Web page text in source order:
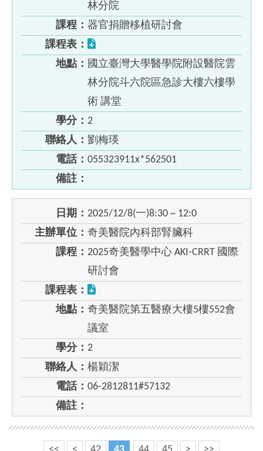
林分院
課程： 器官捐贈移植研討會
課程表：
地點： 國立臺灣大學醫學院附設醫院雲
林分院斗六院區急診大樓六樓學
術 講堂
學分： 2
聯絡人： 劉梅瑛
電話： 055323911x*562501
備註：
日期： 2025/12/8(一)8:30 ~ 12:0
主辦單位： 奇美醫院內科部腎臟科
課程： 2025奇美醫學中心 AKI-CRRT 國際
研討會
課程表：
地點： 奇美醫院第五醫療大樓5樓552會
議室
學分： 2
聯絡人： 楊穎潔
電話： 06-2812811#57132
備註：